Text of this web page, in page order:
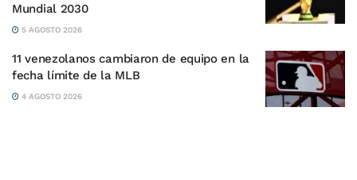
Mundial 2030
5 AGOSTO 2026
11 venezolanos cambiaron de equipo en la
fecha límite de la MLB
4 AGOSTO 2026